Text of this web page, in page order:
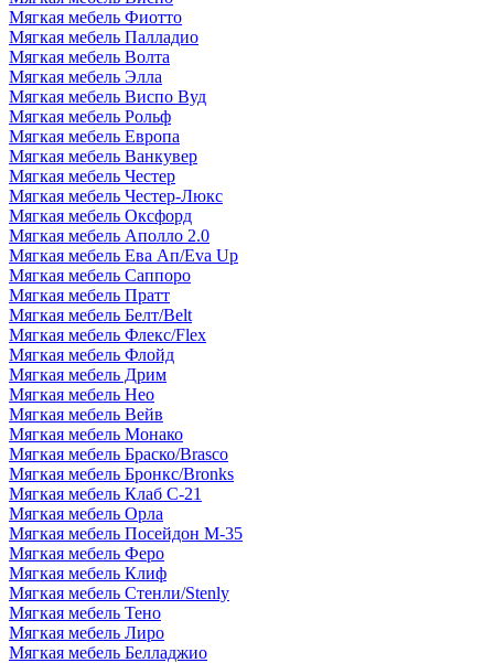
Мягкая мебель Фиотто
Мягкая мебель Палладио
Мягкая мебель Волта
Мягкая мебель Элла
Мягкая мебель Виспо Вуд
Мягкая мебель Рольф
Мягкая мебель Европа
Мягкая мебель Ванкувер
Мягкая мебель Честер
Мягкая мебель Честер-Люкс
Мягкая мебель Оксфорд
Мягкая мебель Аполло 2.0
Мягкая мебель Ева Ап/Eva Up
Мягкая мебель Саппоро
Мягкая мебель Пратт
Мягкая мебель Белт/Belt
Мягкая мебель Флекс/Flex
Мягкая мебель Флойд
Мягкая мебель Дрим
Мягкая мебель Нео
Мягкая мебель Вейв
Мягкая мебель Монако
Мягкая мебель Браско/Brasco
Мягкая мебель Бронкс/Bronks
Мягкая мебель Клаб С-21
Мягкая мебель Орла
Мягкая мебель Посейдон М-35
Мягкая мебель Феро
Мягкая мебель Клиф
Мягкая мебель Стенли/Stenly
Мягкая мебель Тено
Мягкая мебель Лиро
Мягкая мебель Белладжио